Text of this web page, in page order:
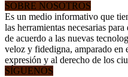
SOBRE NOSOTROS
Es un medio informativo que
las herramientas necesarias
de acuerdo a las nuevas
veloz y fidedigna, amparado en
expresión y al derecho de los
SÍGUENOS